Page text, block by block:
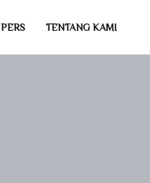
PERS TENTANG KAMI